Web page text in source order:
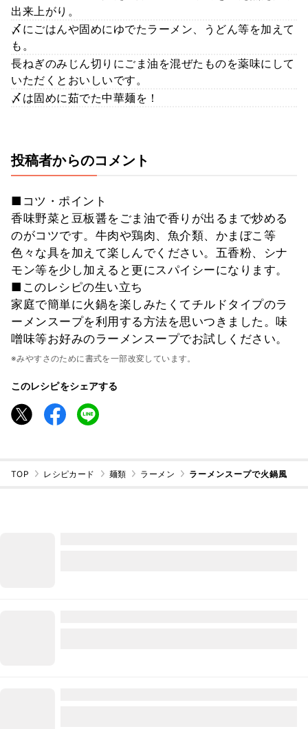
出来上がり。
〆にごはんや固めにゆでたラーメン、うどん等を加えて
も。
長ねぎのみじん切りにごま油を混ぜたものを薬味にして
いただくとおいしいです。
〆は固めに茹でた中華麺を！
投稿者からのコメント
■コツ・ポイント
香味野菜と豆板醤をごま油で香りが出るまで炒める
のがコツです。牛肉や鶏肉、魚介類、かまぼこ等
色々な具を加えて楽しんでください。五香粉、シナ
モン等を少し加えると更にスパイシーになります。
■このレシピの生い立ち
家庭で簡単に火鍋を楽しみたくてチルドタイプのラ
ーメンスープを利用する方法を思いつきました。味
噌味等お好みのラーメンスープでお試しください。
※みやすさのために書式を一部改変しています。
このレシピをシェアする
TOP レシピカード 麺類 ラーメン ラーメンスープで火鍋風